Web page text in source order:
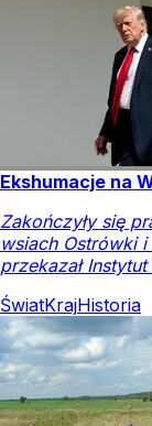
Ekshumacje na
Zakończyły się
wsiach Ostrówki i
przekazał
ŚwiatKrajHistoria